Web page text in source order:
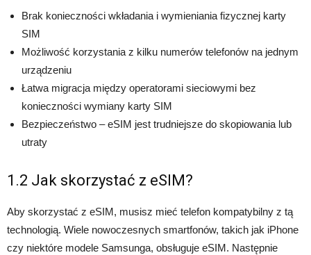
Brak konieczności wkładania i wymieniania fizycznej karty
SIM
Możliwość korzystania z kilku numerów telefonów na jednym
urządzeniu
Łatwa migracja między operatorami sieciowymi bez
konieczności wymiany karty SIM
Bezpieczeństwo – eSIM jest trudniejsze do skopiowania lub
utraty
1.2 Jak skorzystać z eSIM?
Aby skorzystać z eSIM, musisz mieć telefon kompatybilny z tą
technologią. Wiele nowoczesnych smartfonów, takich jak iPhone
czy niektóre modele Samsunga, obsługuje eSIM. Następnie